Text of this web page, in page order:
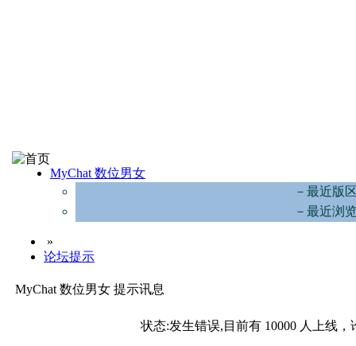
MyChat 数位男女
－最近版
－最近浏
»
论坛提示
MyChat 数位男女 提示讯息
状态:发生错误,目前有 10000 人上线